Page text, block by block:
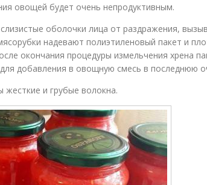
овощей будет очень непродуктивным.
оболочки лица от раздражения,
надевают полиэтиленовый пакет и
окончания процедуры измельчения хрена
добавления в овощную смесь в последнюю
жесткие и грубые волокна.